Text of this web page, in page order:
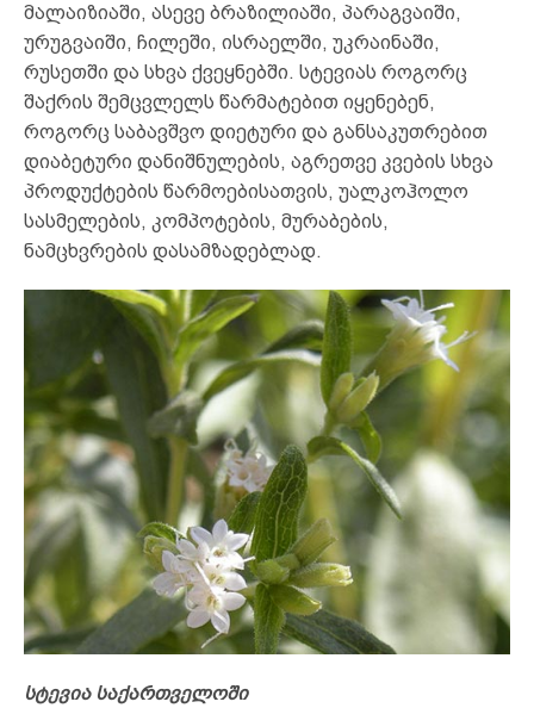
მალაიზიაში, ასევე ბრაზილიაში, პარაგვაიში,
ურუგვაიში, ჩილეში, ისრაელში, უკრაინაში,
რუსეთში და სხვა ქვეყნებში. სტევიას როგორც
შაქრის შემცვლელს წარმატებით იყენებენ,
როგორც საბავშვო დიეტური და განსაკუთრებით
დიაბეტური დანიშნულების, აგრეთვე კვების სხვა
პროდუქტების წარმოებისათვის, უალკოჰოლო
სასმელების, კომპოტების, მურაბების,
ნამცხვრების დასამზადებლად.
სტევია საქართველოში